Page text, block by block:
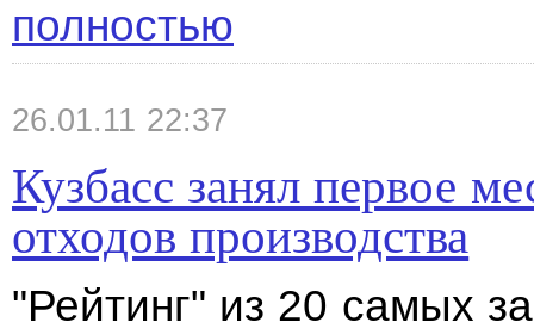
полностью
26.01.11 22:37
Кузбасс занял первое
отходов производства
"Рейтинг" из 20 самых